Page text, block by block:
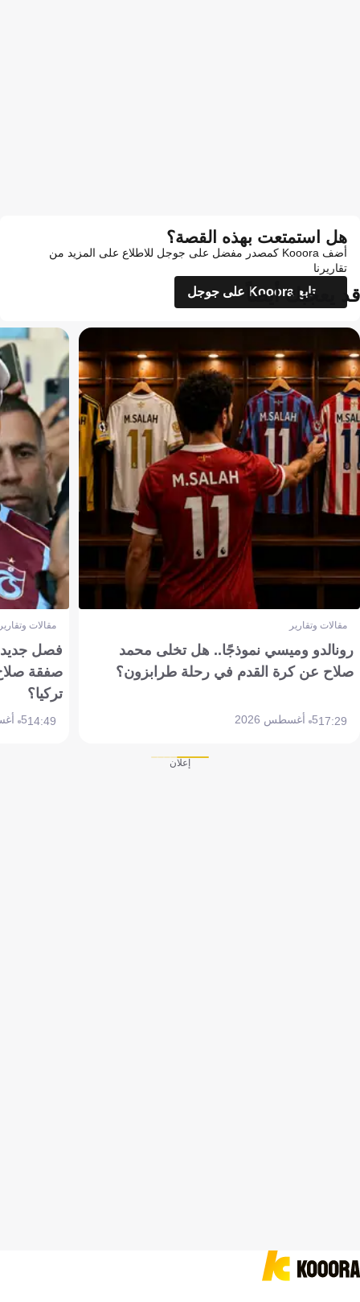
هل استمتعت بهذه القصة؟
أضف Kooora كمصدر مفضل على جوجل للاطلاع على المزيد من
تقاريرنا
تابع Kooora على جوجل
قد يعجبك أيضاً
مقالات وتقارير
رونالدو وميسي نموذجًا.. هل تخلى محمد
صلاح عن كرة القدم في رحلة طرابزون؟
17:295 أغسطس 2026
مقالات
فصل جديد
صفقة
تركيا؟
14:495 أغسطس 2026
إعلان